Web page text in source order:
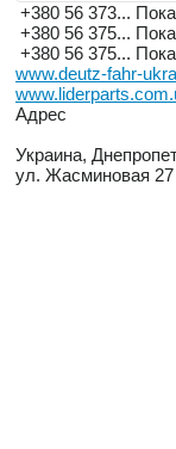
+380 56 373...
+380 56 375...
+380 56 375...
www.deutz-fahr-
Адрес
Украина,
ул. Жасминовая 27